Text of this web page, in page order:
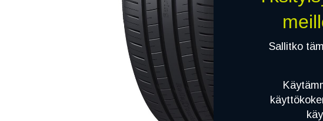
Sallitko